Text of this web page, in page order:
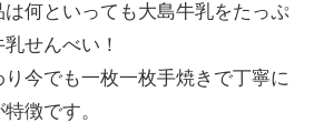
何といっても大島牛乳をたっぷ
せんべい！
今でも一枚一枚手焼きで丁寧に
徴です。